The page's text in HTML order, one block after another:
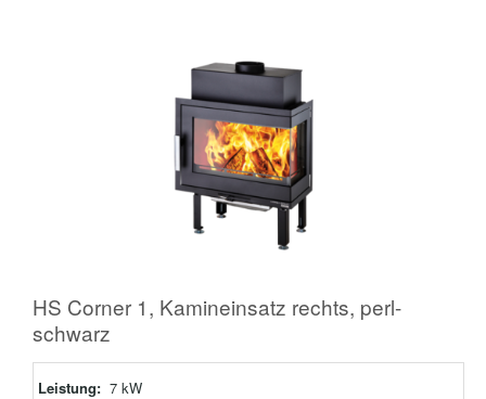
HS Corner 1, Kamineinsatz rechts, perl-
schwarz
Leistung: 7 kW